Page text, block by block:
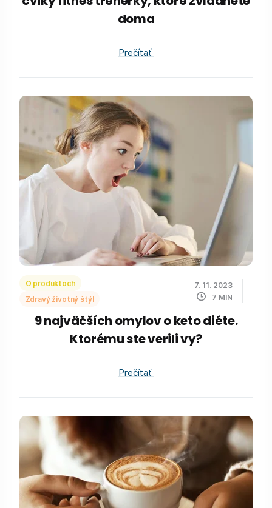
doma
Prečítať
O produktoch
Zdravý životný štýl
7. 11. 2023
7 MIN
9 najväčších omylov o keto diéte.
Ktorému ste verili vy?
Prečítať